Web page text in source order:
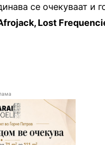
се очекуваат и
Lost